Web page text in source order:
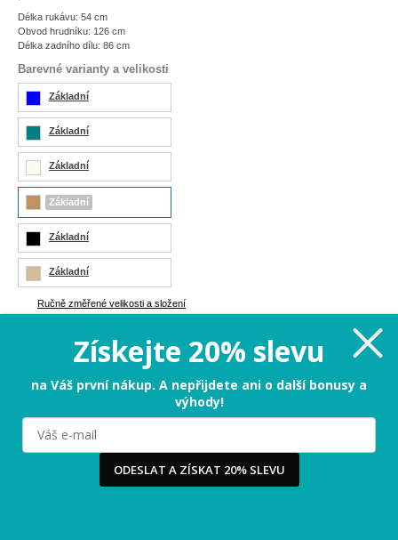
Délka rukávu: 54 cm
Obvod hrudníku: 126 cm
Délka zadního dílu: 86 cm
Barevné varianty a velikosti
Základní
Základní
Základní
Základní
Základní
Základní
Ručně změřené velikosti a složení
PŘIDAT DO KOŠÍKU
Ručně změřené velikosti a složení
Milujeme cookies!
Používáme cookies, abychom vám nabídli ten nejlepší
zážitek na našem webu a obsah, který vás opravdu
Získejte 20% slevu
na Váš první nákup. A nepřijdete ani o další bonusy a
výhody!
ODESLAT A ZÍSKAT 20% SLEVU